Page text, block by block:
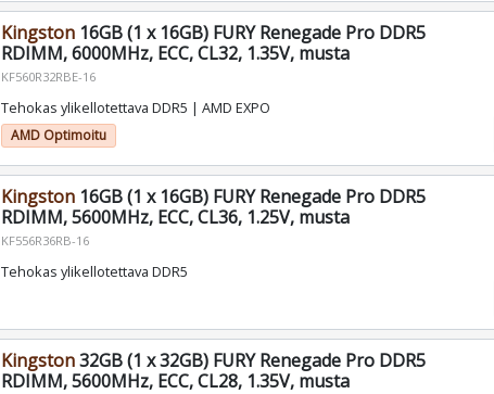
Kingston16GB (1 x 16GB) FURY Renegade Pro DDR5
RDIMM, 6000MHz, ECC, CL32, 1.35V, musta
KF560R32RBE-16
Tehokas ylikellotettava DDR5 | AMD EXPO
AMD Optimoitu
Kingston16GB (1 x 16GB) FURY Renegade Pro DDR5
RDIMM, 5600MHz, ECC, CL36, 1.25V, musta
KF556R36RB-16
Tehokas ylikellotettava DDR5
Kingston32GB (1 x 32GB) FURY Renegade Pro DDR5
RDIMM, 5600MHz, ECC, CL28, 1.35V, musta